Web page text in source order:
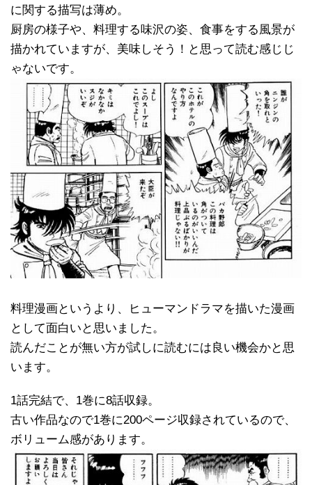
に関する描写は薄め。
厨房の様子や、料理する味沢の姿、食事をする風景が
描かれていますが、美味しそう！と思って読む感じじ
ゃないです。
料理漫画というより、ヒューマンドラマを描いた漫画
として面白いと思いました。
読んだことが無い方が試しに読むには良い機会かと思
います。
1話完結で、1巻に8話収録。
古い作品なので1巻に200ページ収録されているので、
ボリューム感があります。